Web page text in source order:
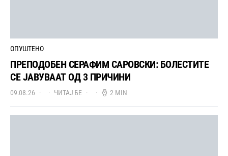
ОПУШТЕНО
ПРЕПОДОБЕН СЕРАФИМ САРОВСКИ: БОЛЕСТИТЕ
СЕ ЈАВУВААТ ОД 3 ПРИЧИНИ
09.08.26 ЧИТАЈ БЕ 2 MIN